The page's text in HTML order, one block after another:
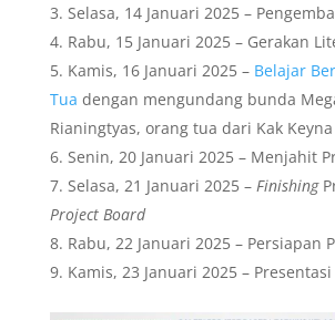
Selasa, 14 Januari 2025 –
Rabu, 15 Januari 2025 – Gerakan
Kamis, 16 Januari 2025 – Belajar
Tua dengan mengundang bunda
Rianingtyas, orang tua dari Kak Keyna
Senin, 20 Januari 2025 – Menjahit
Selasa, 21 Januari 2025 – Finishing
Project Board
Rabu, 22 Januari 2025 – Persiapan
Kamis, 23 Januari 2025 –